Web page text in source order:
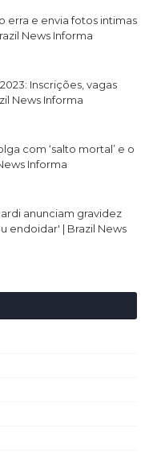
erra e envia fotos intimas
News Informa
Inscrições, vagas
News Informa
com ‘salto mortal’ e o
Informa
anunciam gravidez
endoidar' | Brazil News